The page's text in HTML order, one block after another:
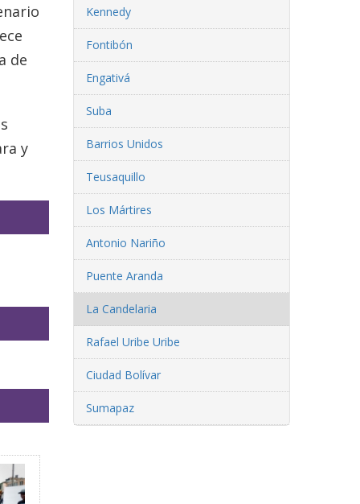
de
y
Kennedy
Fontibón
Engativá
Suba
Barrios Unidos
Teusaquillo
Los Mártires
Antonio Nariño
Puente Aranda
La Candelaria
Rafael Uribe Uribe
Ciudad Bolívar
Sumapaz